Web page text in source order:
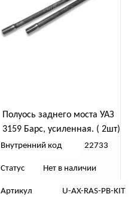
Полуось заднего моста УАЗ
3159 Барс, усиленная. ( 2шт)
Внутренний код 22733
Статус Нет в наличии
Артикул U-AX-RAS-PB-KIT